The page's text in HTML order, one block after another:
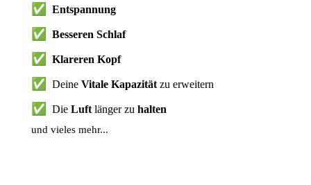
✅ Entspannung
✅ Besseren Schlaf
✅ Klareren Kopf
✅ Deine Vitale Kapazitätzu erweitern
✅ Die Luftlänger zu halten
und vieles mehr...